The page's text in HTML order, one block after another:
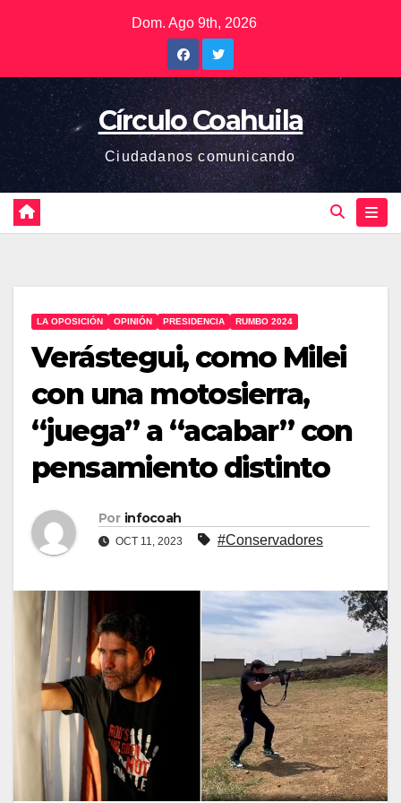
Dom. Ago 9th, 2026
Círculo Coahuila
Ciudadanos comunicando
LA OPOSICIÓN OPINIÓN PRESIDENCIA RUMBO 2024
Verástegui, como Milei
con una motosierra,
“juega” a “acabar” con
pensamiento distinto
Por infocoah
OCT 11, 2023 #Conservadores